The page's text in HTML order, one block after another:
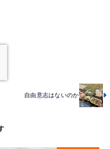
自由意志はないのか